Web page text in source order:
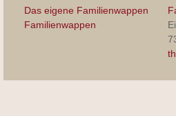
Das eigene Familienwappen
Familienwappen